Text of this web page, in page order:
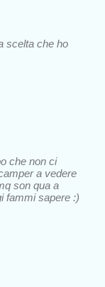
scelta che ho
che non ci
a vedere
son qua a
fammi sapere :)